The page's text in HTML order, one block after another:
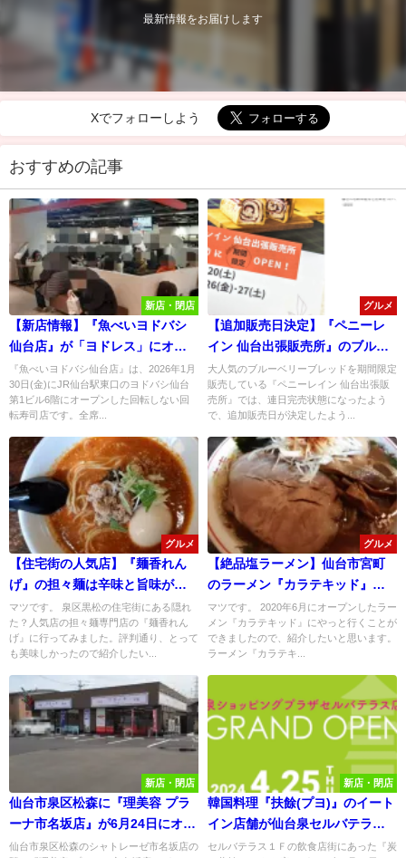
最新情報をお届けします
Xでフォローしよう
おすすめの記事
新店・閉店
【新店情報】『魚べいヨドバシ
仙台店』が「ヨドレス」にオー
プンしたので行ってみた！
『魚べいヨドバシ仙台店』は、2026年1月
30日(金)にJR仙台駅東口のヨドバシ仙台
第1ビル6階にオープンした回転しない回
転寿司店です。全席...
グルメ
【追加販売日決定】『ペニーレ
イン 仙台出張販売所』のブルー
ベリーブレッドが連日完売！
大人気のブルーベリーブレッドを期間限定
販売している『ペニーレイン 仙台出張販
売所』では、連日完売状態になったよう
で、追加販売日が決定したよう...
グルメ
【住宅街の人気店】『麺香れん
げ』の担々麺は辛味と旨味が絶
妙なバランスで激旨だった！
マツです。 泉区黒松の住宅街にある隠れ
た？人気店の担々麺専門店の『麺香れん
げ』に行ってみました。評判通り、とって
も美味しかったので紹介したい...
グルメ
【絶品塩ラーメン】仙台市宮町
のラーメン『カラテキッド』へ
いってみた！
マツです。 2020年6月にオープンしたラー
メン『カラテキッド』にやっと行くことが
できましたので、紹介したいと思います。
ラーメン『カラテキ...
新店・閉店
仙台市泉区松森に『理美容 プラ
ーナ市名坂店』が6月24日にオー
プン！半額セールがお得すぎ
仙台市泉区松森のシャトレーゼ市名坂店の
新店・閉店
韓国料理『扶餘(プヨ)』のイート
イン店舗が仙台泉セルバテラス
に4/25グランドオープン！
セルバテラス１Ｆの飲食店街にあった『炭